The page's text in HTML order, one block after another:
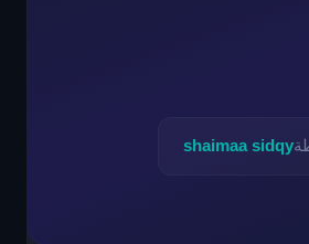
shaimaa sidqy